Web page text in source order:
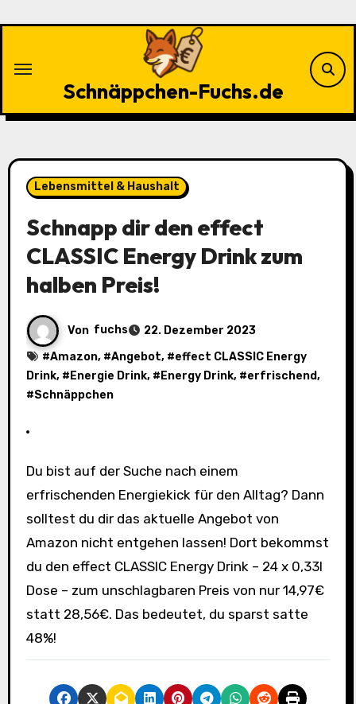
Schnäppchen-Fuchs.de
Lebensmittel & Haushalt
Schnapp dir den effect
CLASSIC Energy Drink zum
halben Preis!
Von fuchs
22. Dezember 2023
#Amazon, #Angebot, #effect CLASSIC Energy
Drink, # Energie Drink, # Energy Drink, #erfrischend,
#Schnäppchen
Du bist auf der Suche nach einem
erfrischenden Energiekick für den Alltag? Dann
solltest du dir das aktuelle Angebot von
Amazon nicht entgehen lassen! Dort bekommst
du den effect CLASSIC Energy Drink – 24 x 0,33l
Dose – zum unschlagbaren Preis von nur 14,97€
statt 28,56€. Das bedeutet, du sparst satte
48%!